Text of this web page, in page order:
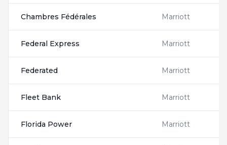
Chambres Fédérales Marriott
Federal Express Marriott
Federated Marriott
Fleet Bank Marriott
Florida Power Marriott